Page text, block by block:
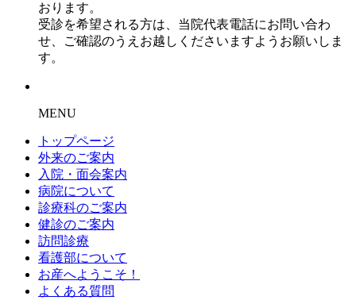
おります。
受診を希望される方は、当院代表電話にお問い合わ
せ、ご確認のうえお越しくださいますようお願いしま
す。
MENU
トップページ
外来のご案内
入院・面会案内
病院について
診療科のご案内
健診のご案内
訪問診療
看護部について
お産へようこそ！
よくある質問